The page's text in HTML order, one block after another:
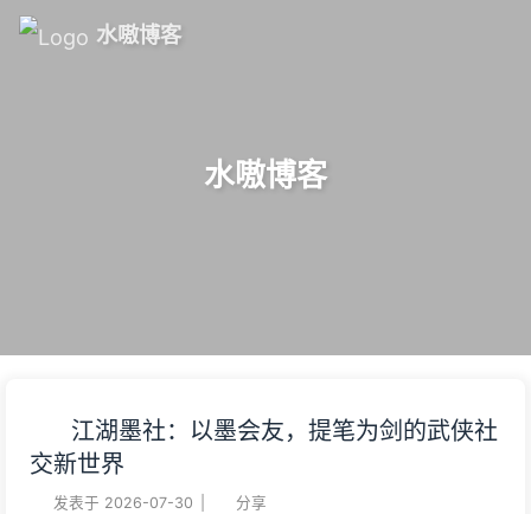
水嗷博客
水嗷博客
江湖墨社：以墨会友，提笔为剑的武侠社
交新世界
发表于 2026-07-30 分享